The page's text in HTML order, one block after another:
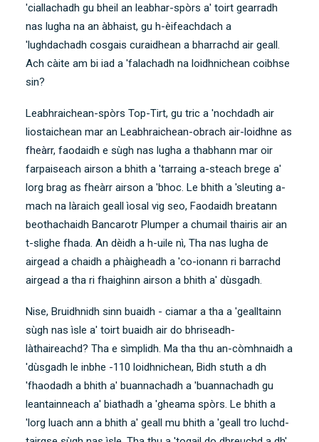
'ciallachadh gu bheil an leabhar-spòrs a' toirt gearradh
nas lugha na an àbhaist, gu h-èifeachdach a
'lughdachadh cosgais curaidhean a bharrachd air geall.
Ach càite am bi iad a 'falachadh na loidhnichean coibhse
sin?
Leabhraichean-spòrs Top-Tirt, gu tric a 'nochdadh air
liostaichean mar an Leabhraichean-obrach air-loidhne as
fheàrr, faodaidh e sùgh nas lugha a thabhann mar oir
farpaiseach airson a bhith a 'tarraing a-steach brege a'
lorg brag as fheàrr airson a 'bhoc. Le bhith a 'sleuting a-
mach na làraich geall ìosal vig seo, Faodaidh breatann
beothachaidh Bancarotr Plumper a chumail thairis air an
t-slighe fhada. An dèidh a h-uile nì, Tha nas lugha de
airgead a chaidh a phàigheadh ​​a 'co-ionann ri barrachd
airgead a tha ri fhaighinn airson a bhith a' dùsgadh.
Nise, Bruidhnidh sinn buaidh - ciamar a tha a 'gealltainn
sùgh nas ìsle a' toirt buaidh air do bhriseadh-
làthaireachd? Tha e sìmplidh. Ma tha thu an-còmhnaidh a
'dùsgadh le inbhe -110 loidhnichean, Bidh stuth a dh
'fhaodadh a bhith a' buannachadh a 'buannachadh gu
leantainneach a' biathadh a 'gheama spòrs. Le bhith a
'lorg luach ann a bhith a' geall mu bhith a 'geall tro luchd-